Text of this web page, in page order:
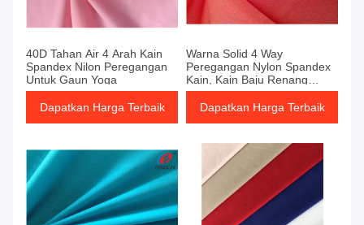
40D Tahan Air 4 Arah Kain
Spandex Nilon Peregangan
Untuk Gaun Yoga
Dapatkan Harga Terbaik
Warna Solid 4 Way
Peregangan Nylon Spandex
Kain, Kain Baju Renang
Lycra
Dapatkan Harga Terbaik